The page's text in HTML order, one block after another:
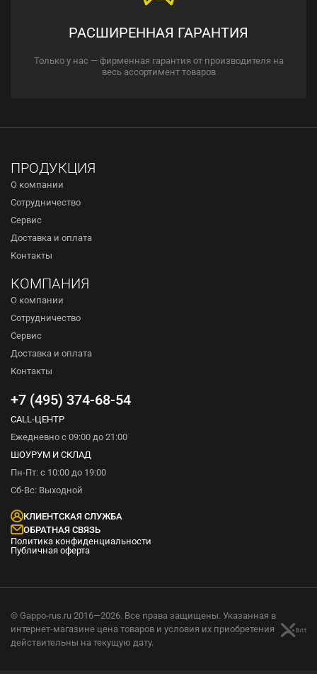
РАСШИРЕННАЯ ГАРАНТИЯ
Только у нас — фирменная гарантия от производителя на
весь ассортимент товаров
ПРОДУКЦИЯ
О компании
Сотрудничество
Сервис
Доставка и оплата
Контакты
КОМПАНИЯ
О компании
Сотрудничество
Сервис
Доставка и оплата
Контакты
+7 (495) 374-68-54
CALL-ЦЕНТР
Ежедневно с 09:00 до 21:00
ШОУРУМ И СКЛАД
Пн-Пт: с 10:00 до 19:00
Сб-Вс: Выходной
КЛИЕНТСКАЯ СЛУЖБА
ОБРАТНАЯ СВЯЗЬ
Политика конфиденциальности
Публичная оферта
© Gappo-rus.ru 2016—2026. Все права защищены. Указанная в
интернет-магазине цена товаров и условия их приобретения
действительны на текущую дату.